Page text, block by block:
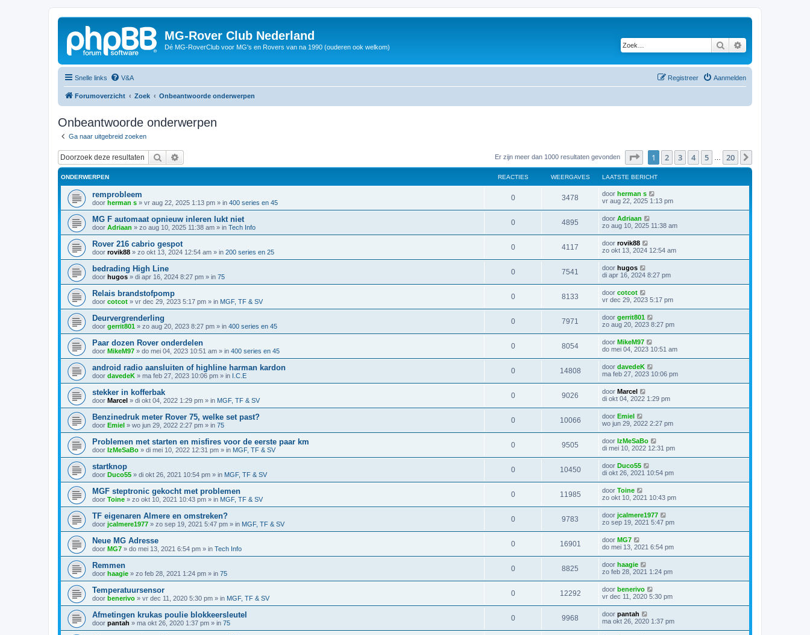
MG-Rover Club Nederland
Dé MG-RoverClub voor MG's en Rovers van na 1990 (ouderen ook welkom) Zoek
Snelle links V&A Aanmelden
Registreer
Forumoverzicht Zoek Onbeantwoorde onderwerpen
Onbeantwoorde onderwerpen
Ga naar uitgebreid zoeken
Zoek Er zijn meer dan 1000 resultaten gevonden Pagina1 van 20
1 2 3 4 5 20
ONDERWERPEN REACTIES WEERGAVES LAATSTE BERICHT
remprobleem
door herman s » vr aug 22, 2025 1:13 pm » in 400 series en 45
0 3478 door herman s
vr aug 22, 2025 1:13 pm
MG F automaat opnieuw inleren lukt niet
door Adriaan » zo aug 10, 2025 11:38 am » in Tech Info
0 4895 door Adriaan
zo aug 10, 2025 11:38 am
Rover 216 cabrio gespot
door rovik88 » zo okt 13, 2024 12:54 am » in 200 series en 25
0 4117 door rovik88
zo okt 13, 2024 12:54 am
bedrading High Line
door hugos » di apr 16, 2024 8:27 pm » in 75
0 7541 door hugos
di apr 16, 2024 8:27 pm
Relais brandstofpomp
door cotcot » vr dec 29, 2023 5:17 pm » in MGF, TF & SV
0 8133 door cotcot
vr dec 29, 2023 5:17 pm
Deurvergrenderling
door gerrit801 » zo aug 20, 2023 8:27 pm » in 400 series en 45
0 7971 door gerrit801
zo aug 20, 2023 8:27 pm
Paar dozen Rover onderdelen
door MikeM97 » do mei 04, 2023 10:51 am » in 400 series en 45
0 8054 door MikeM97
do mei 04, 2023 10:51 am
android radio aansluiten of highline harman kardon
door davedeK » ma feb 27, 2023 10:06 pm » in I.C.E
0 14808 door davedeK
ma feb 27, 2023 10:06 pm
stekker in kofferbak
door Marcel » di okt 04, 2022 1:29 pm » in MGF, TF & SV
0 9026 door Marcel
di okt 04, 2022 1:29 pm
Benzinedruk meter Rover 75, welke set past?
door Emiel » wo jun 29, 2022 2:27 pm » in 75
0 10066 door Emiel
wo jun 29, 2022 2:27 pm
Problemen met starten en misfires voor de eerste paar km
door IzMeSaBo » di mei 10, 2022 12:31 pm » in MGF, TF & SV
0 9505 door IzMeSaBo
di mei 10, 2022 12:31 pm
startknop
door Duco55 » di okt 26, 2021 10:54 pm » in MGF, TF & SV
0 10450 door Duco55
di okt 26, 2021 10:54 pm
MGF steptronic gekocht met problemen
door Toine » zo okt 10, 2021 10:43 pm » in MGF, TF & SV
0 11985 door Toine
zo okt 10, 2021 10:43 pm
TF eigenaren Almere en omstreken?
door jcalmere1977 » zo sep 19, 2021 5:47 pm » in MGF, TF & SV
0 9783 door jcalmere1977
zo sep 19, 2021 5:47 pm
Neue MG Adresse
door MG7 » do mei 13, 2021 6:54 pm » in Tech Info
0 16901 door MG7
do mei 13, 2021 6:54 pm
Remmen
door haagie » zo feb 28, 2021 1:24 pm » in 75
0 8825 door haagie
zo feb 28, 2021 1:24 pm
Temperatuursensor
door benerivo » vr dec 11, 2020 5:30 pm » in MGF, TF & SV
0 12292 door benerivo
vr dec 11, 2020 5:30 pm
Afmetingen krukas poulie blokkeersleutel
door pantah » ma okt 26, 2020 1:37 pm » in 75
0 9968 door pantah
ma okt 26, 2020 1:37 pm